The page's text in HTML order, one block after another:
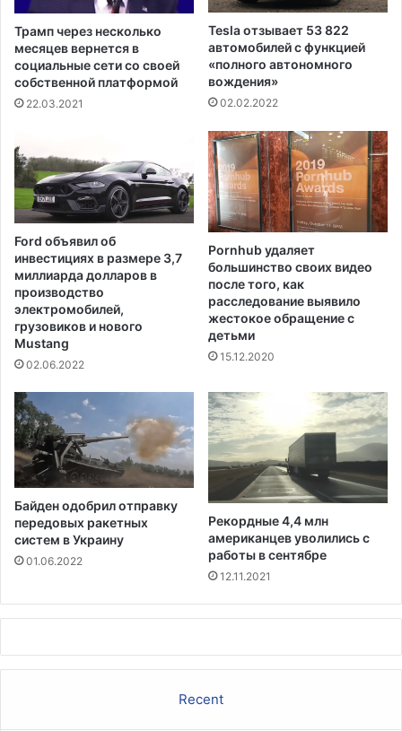
в
х
о
д
е
е
д
п
о
а
а
е
м
о
й
п
е
р
а
ц
и
з
Трамп через несколько
месяцев вернется в
социальные сети со своей
собственной платформой
22.03.2021
Tesla отзывает 53 822
автомобилей с функцией
«полного автономного
вождения»
02.02.2022
Ford объявил об
инвестициях в размере 3,7
миллиарда долларов в
производство
электромобилей,
грузовиков и нового
Mustang
02.06.2022
Pornhub удаляет
большинство своих видео
после того, как
расследование выявило
жестокое обращение с
детьми
15.12.2020
Байден одобрил отправку
передовых ракетных
систем в Украину
01.06.2022
Рекордные 4,4 млн
американцев уволились с
работы в сентябре
12.11.2021
Recent